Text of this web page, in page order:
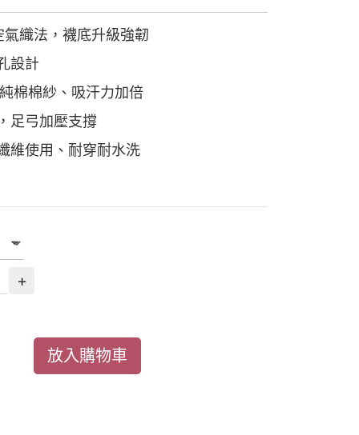
織法，襪底升級強韌
設計
棉棉紗、吸汗力加倍
足弓加壓支撐
維使用、耐穿耐水洗
+
放入購物車